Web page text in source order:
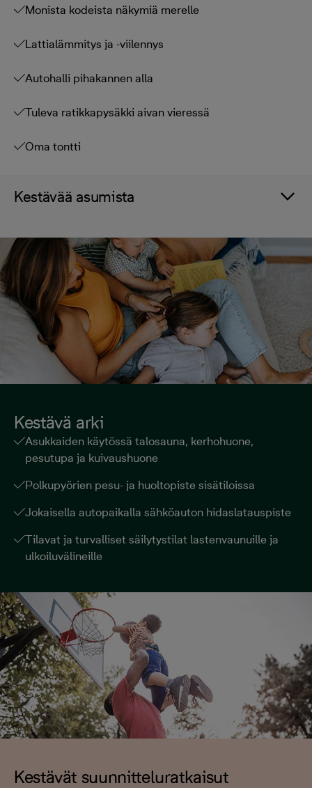
Monista kodeista näkymiä merelle
Lattialämmitys ja -viilennys
Autohalli pihakannen alla
Tuleva ratikkapysäkki aivan vieressä
Oma tontti
Kestävää asumista
Kestävä arki
Asukkaiden käytössä talosauna, kerhohuone,
pesutupa ja kuivaushuone
Polkupyörien pesu- ja huoltopiste sisätiloissa
Jokaisella autopaikalla sähköauton hidaslatauspiste
Tilavat ja turvalliset säilytystilat lastenvaunuille ja
ulkoiluvälineille
Kestävät suunnitteluratkaisut